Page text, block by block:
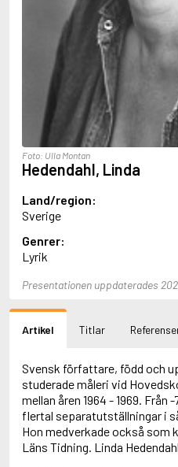
Abulhawa, Susan
Aburas, Lone
Achebe, Chinua
Achmatova, Anna
Aciman, André
Ackebo, Lena
Acker, Kathy
Ackroyd, Peter
Adam de la Halle
Adamov, Arthur
Adams, Douglas
Adams, Herbert
Adams, Richard
Adbåge, Emma
Adbåge, Lisen
Adelborg, Ottilia
Adiga, Aravind
Adnan, Etel
Adolfsson, Evert
Adolfsson, Gunnar
Adolfsson, Josefine
Adolfsson, Maria
Adolphsen, Peter
Foto: Ulla Montan
Hedendahl, Linda
Land/region:
Sverige
Genrer:
Lyrik
Presentationen uppdaterades
Artikel Titlar
Svensk författare, född och
studerade måleri vid
mellan åren 1964 - 1969.
flertal separatutställningar i
Hon medverkade också som
Läns Tidning. Linda